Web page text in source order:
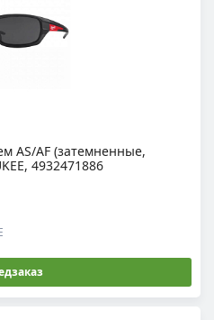
AS/AF (затемненные,
4932471886